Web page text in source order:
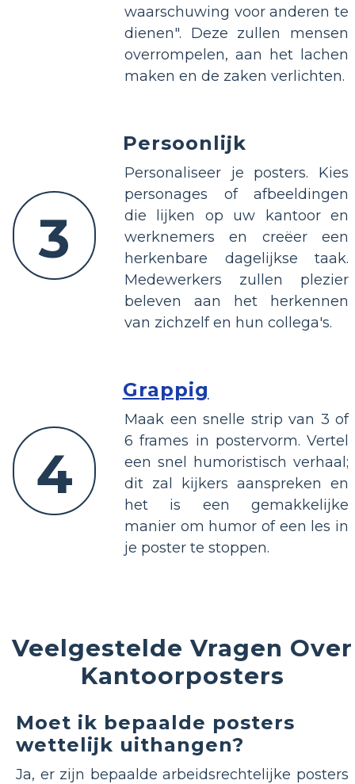
waarschuwing voor anderen te
dienen". Deze zullen mensen
overrompelen, aan het lachen
maken en de zaken verlichten.
3
Persoonlijk
Personaliseer je posters. Kies
personages of afbeeldingen
die lijken op uw kantoor en
werknemers en creëer een
herkenbare dagelijkse taak.
Medewerkers zullen plezier
beleven aan het herkennen
van zichzelf en hun collega's.
4
Grappig
Maak een snelle strip van 3 of
6 frames in postervorm. Vertel
een snel humoristisch verhaal;
dit zal kijkers aanspreken en
het is een gemakkelijke
manier om humor of een les in
je poster te stoppen.
Veelgestelde Vragen Over
Kantoorposters
Moet ik bepaalde posters
wettelijk uithangen?
Ja, er zijn bepaalde arbeidsrechtelijke posters